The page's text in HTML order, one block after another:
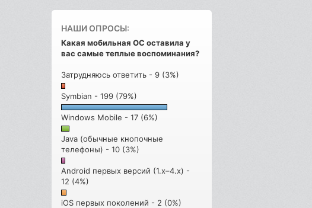
НАШИ ОПРОСЫ:
Какая мобильная ОС оставила у
вас самые теплые воспоминания?
Затрудняюсь ответить - 9 (3%)
Symbian - 199 (79%)
Windows Mobile - 17 (6%)
Java (обычные кнопочные
телефоны) - 10 (3%)
Android первых версий (1.x–4.x) -
12 (4%)
iOS первых поколений - 2 (0%)